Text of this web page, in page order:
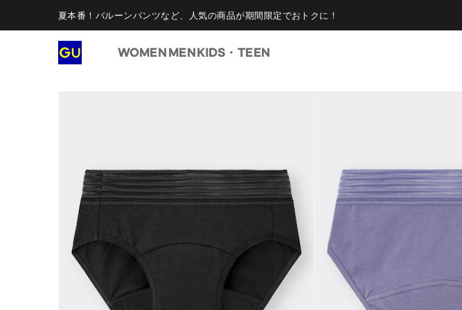
夏本番！バルーンパンツなど、人気の商品が期間限定でおトクに！
WOMEN MENKIDS・TEEN